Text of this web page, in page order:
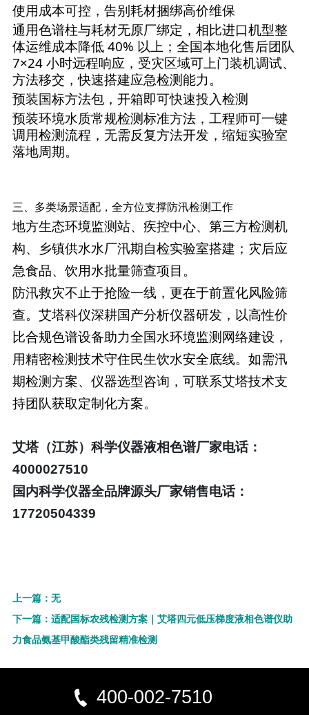
使用成本可控，告别耗材捆绑高价维保
通用色谱柱与耗材无原厂绑定，相比进口机型整
体运维成本降低 40% 以上；全国本地化售后团队
7×24 小时远程响应，受灾区域可上门装机调试、
方法移交，快速搭建应急检测能力。
预装国标方法包，开箱即可快速投入检测
预装环境水质常规检测标准方法，工程师可一键
调用检测流程，无需反复方法开发，缩短实验室
落地周期。
三、多类场景适配，全方位支撑防汛检测工作
地方生态环境监测站、疾控中心、第三方检测机
构、乡镇供水水厂汛期自检实验室搭建；灾后应
急食品、饮用水批量筛查项目。
防汛救灾不止于抢险一线，更在于前置化风险筛
查。艾塔科仪深耕国产分析仪器研发，以高性价
比合规色谱设备助力全国水环境监测网络建设，
用精密检测技术守住民生饮水安全底线。如需汛
期检测方案、仪器选型咨询，可联系艾塔技术支
持团队获取定制化方案。
艾塔（江苏）科学仪器液相色谱厂家电话：
4000027510
国内科学仪器全品牌源头厂家销售电话：
17720504339
上一篇：无
下一篇：适配国标农残检测方案｜艾塔四元低压梯度液相色谱仪助
力食品氨基甲酸酯类残留精准检测
400-002-7510